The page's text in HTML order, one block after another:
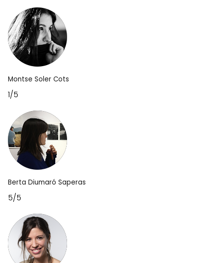
Montse Soler Cots
1/5
Berta Diumaró Saperas
5/5